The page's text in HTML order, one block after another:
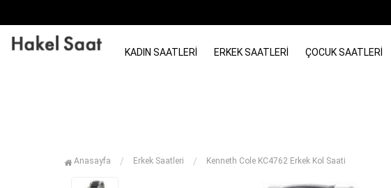
KADIN SAATLERI ERKEK SAATLERI ÇOCUK SAATLERI
Anasayfa Erkek Saatleri Kenneth Cole KC4762 Erkek Kol Saati